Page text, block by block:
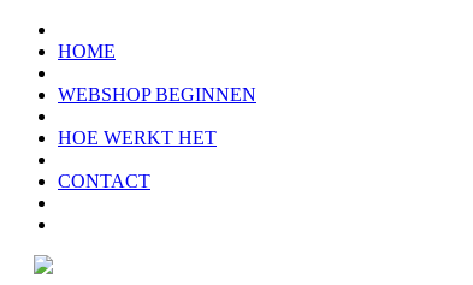
HOME
WEBSHOP BEGINNEN
HOE WERKT HET
CONTACT